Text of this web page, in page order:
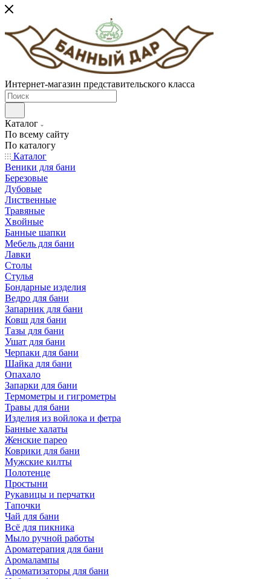
Интернет-магазин представительского класса
Каталог
По всему сайту
По каталогу
Каталог
Веники для бани
Березовые
Дубовые
Лиственные
Травяные
Хвойные
Банные шапки
Мебель для бани
Лавки
Столы
Стулья
Бондарные изделия
Ведро для бани
Запарник для бани
Ковш для бани
Тазы для бани
Ушат для бани
Черпаки для бани
Шайка для бани
Опахало
Запарки для бани
Термометры и гигрометры
Травы для бани
Изделия из войлока и фетра
Банные халаты
Женские парео
Коврики для бани
Мужские килты
Полотенце
Простыни
Рукавицы и перчатки
Тапочки
Чай для бани
Всё для пикника
Мыло ручной работы
Ароматерапия для бани
Аромалампы
Ароматизаторы для бани